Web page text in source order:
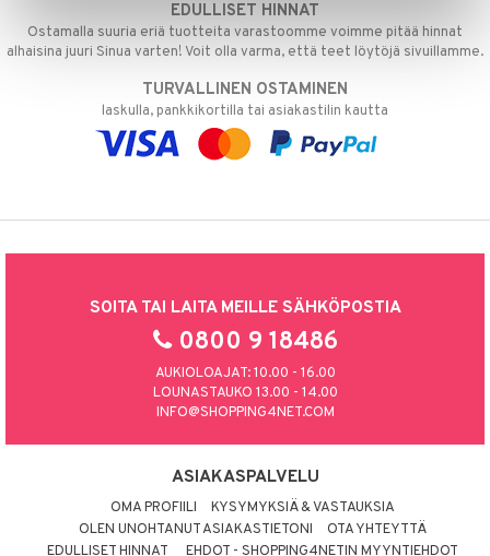
EDULLISET HINNAT
Ostamalla suuria eriä tuotteita varastoomme voimme pitää hinnat
alhaisina juuri Sinua varten! Voit olla varma, että teet löytöjä sivuillamme.
TURVALLINEN OSTAMINEN
laskulla, pankkikortilla tai asiakastilin kautta
SOITA TAI LAITA MEILLE SÄHKÖPOSTIA
0800 9 18486
AUKIOLOAJAT: 10.00 - 16.00
LOUNASTAUKO 13.00 - 14.00
INFO@SHOPPING4NET.COM
ASIAKASPALVELU
OMA PROFIILI
KYSYMYKSIÄ & VASTAUKSIA
OLEN UNOHTANUT ASIAKASTIETONI
OTA YHTEYTTÄ
EDULLISET HINNAT
EHDOT - SHOPPING4NETIN MYYNTIEHDOT